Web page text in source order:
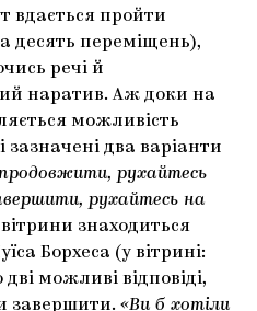
вдається пройти
десять переміщень),
речі й
наратив. Аж доки на
можливість
два варіанти
рухайтесь
рухайтесь на
вітрини знаходиться
Борхеса (у вітрині:
можливі відповіді,
завершити. «Ви б хотіли